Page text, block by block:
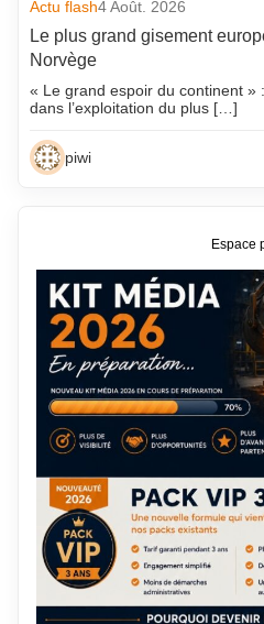
Actu flash4 Août. 2026
Le plus grand gisement
Norvège
« Le grand espoir du continent »
dans l’exploitation du plus […]
piwi
Espace